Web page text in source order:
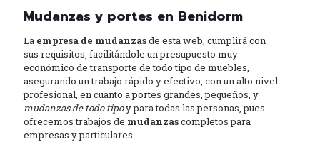
Mudanzas y portes en Benidorm
La empresa de mudanzasde esta web, cumplirá con
sus requisitos, facilitándole un presupuesto muy
económico de transporte de todo tipo de muebles,
asegurando un trabajo rápido y efectivo, con un alto nivel
profesional, en cuanto a portes grandes, pequeños, y
mudanzas de todo tipoy para todas las personas, pues
ofrecemos trabajos de mudanzascompletos para
empresas y particulares.